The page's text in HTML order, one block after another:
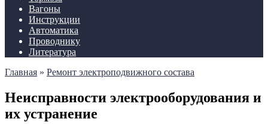
Вагоны
Инструкции
Автоматика
Проводнику
Литература
Главная » Ремонт электроподвижного состава
Неисправности электрооборудования и
их устранение